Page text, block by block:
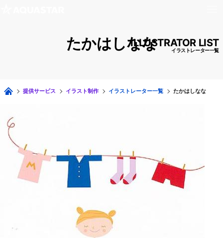
ILLUSTRATOR LIST
イラストレーター一覧
たかはしなな
提供サービス イラスト制作 イラストレーター一覧 たかはしなな